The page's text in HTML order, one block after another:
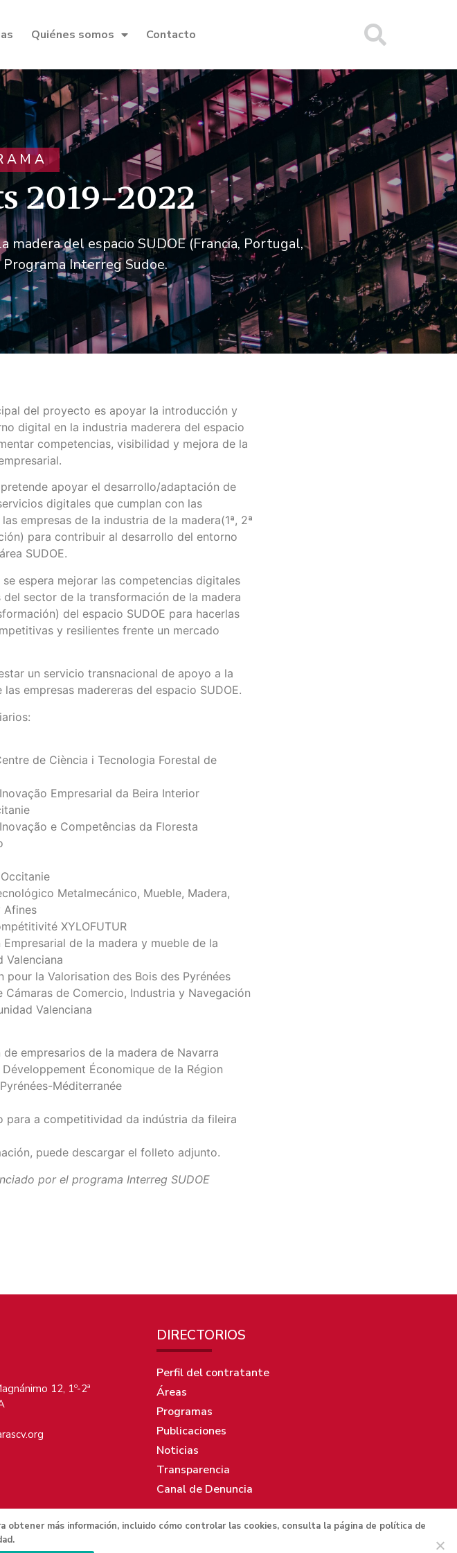
Quiénes somos Contacto
2019-2022
del espacio SUDOE (Francia, Portugal,
Interreg Sudoe.
del proyecto es apoyar la introducción y
digital en la industria maderera del espacio
competencias, visibilidad y mejora de la
apoyar el desarrollo/adaptación de
digitales que cumplan con las
empresas de la industria de la madera(1ª, 2ª
para contribuir al desarrollo del entorno
SUDOE.
espera mejorar las competencias digitales
del sector de la transformación de la madera
del espacio SUDOE para hacerlas
y resilientes frente un mercado
un servicio transnacional de apoyo a la
empresas madereras del espacio SUDOE.
de Ciència i Tecnologia Forestal de
Empresarial da Beira Interior
e Competências da Floresta
Metalmecánico, Mueble, Madera,
Afines
XYLOFUTUR
Empresarial de la madera y mueble de la
Valenciana
pour la Valorisation des Bois des Pyrénées
Cámaras de Comercio, Industria y Navegación
Valenciana
empresarios de la madera de Navarra
Économique de la Région
Méditerranée
para a competitividad da indústria da fileira
puede descargar el folleto adjunto.
por el programa Interreg SUDOE
12, 1º-2ª
DIRECTORIOS
Perfil del contratante
Áreas
Programas
Publicaciones
Noticias
Transparencia
Canal de Denuncia
más información, incluido cómo controlar las cookies, consulta la página de política de